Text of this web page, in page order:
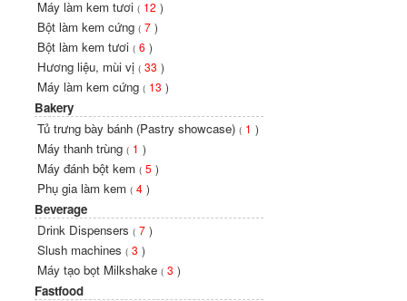
Máy làm kem tươi ( 12 )
Bột làm kem cứng ( 7 )
Bột làm kem tươi ( 6 )
Hương liệu, mùi vị ( 33 )
Máy làm kem cứng ( 13 )
Bakery
Tủ trưng bày bánh (Pastry showcase) ( 1 )
Máy thanh trùng ( 1 )
Máy đánh bột kem ( 5 )
Phụ gia làm kem ( 4 )
Beverage
Drink Dispensers ( 7 )
Slush machines ( 3 )
Máy tạo bọt Milkshake ( 3 )
Fastfood